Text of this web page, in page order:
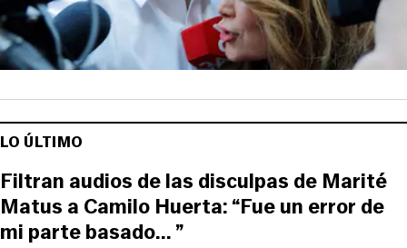
LO ÚLTIMO
Filtran audios de las disculpas de Marité
Matus a Camilo Huerta: “Fue un error de
mi parte basado... ”